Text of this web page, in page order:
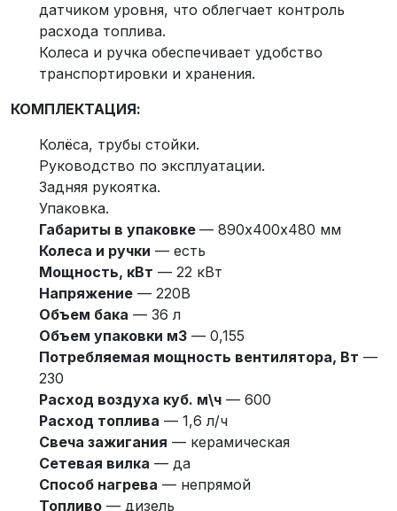
датчиком уровня, что облегчает контроль
расхода топлива.
Колеса и ручка обеспечивает удобство
транспортировки и хранения.
КОМПЛЕКТАЦИЯ:
Колёса, трубы стойки.
Руководство по эксплуатации.
Задняя рукоятка.
Упаковка.
Габариты в упаковке — 890х400х480 мм
Колеса и ручки — есть
Мощность, кВт — 22 кВт
Напряжение — 220В
Объем бака — 36 л
Объем упаковки м3 — 0,155
Потребляемая мощность вентилятора, Вт —
230
Расход воздуха куб. м\ч — 600
Расход топлива — 1,6 л/ч
Свеча зажигания — керамическая
Сетевая вилка — да
Способ нагрева — непрямой
Топливо — дизель